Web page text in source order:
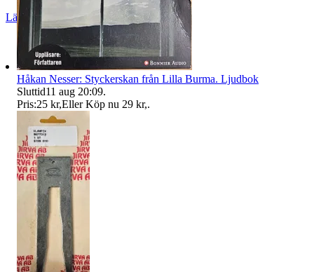
Läs omdömen Följ
Håkan Nesser: Styckerskan från Lilla Burma. Ljudbok
Sluttid11 aug 20:09.
Pris:25 kr,Eller Köp nu 29 kr,.